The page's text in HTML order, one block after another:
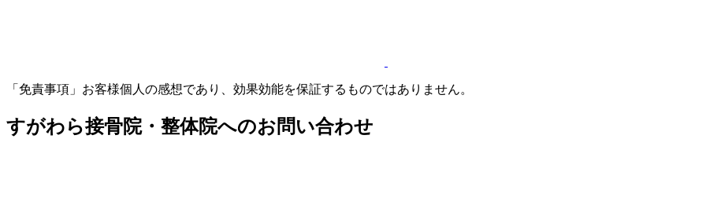
「免責事項」お客様個人の感想であり、効果効能を保証するものではありません。
すがわら接骨院・整体院へのお問い合わせ